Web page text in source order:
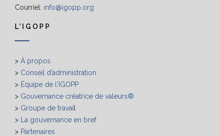
Courriel: info@igopp.org
L’IGOPP
> À propos
> Conseil d’administration
> Équipe de l'IGOPP
> Gouvernance créatrice de valeurs®
> Groupe de travai
>
La gouvernance en bref
> Partenaires